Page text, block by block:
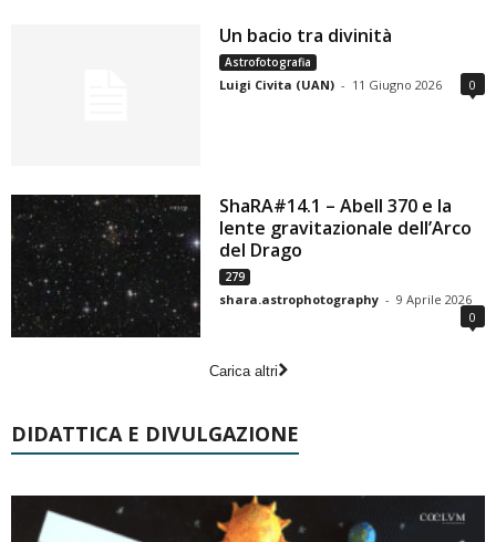
Un bacio tra divinità
Astrofotografia
Luigi Civita (UAN) - 11 Giugno 2026 0
ShaRA#14.1 – Abell 370 e la
lente gravitazionale dell’Arco
del Drago
279
shara.astrophotography - 9 Aprile 2026
0
Carica altri
DIDATTICA E DIVULGAZIONE